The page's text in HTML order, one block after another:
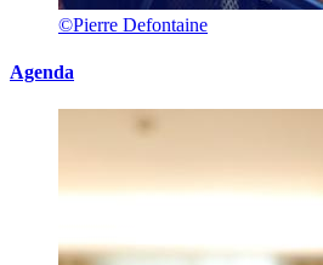
©Pierre Defontaine
Agenda